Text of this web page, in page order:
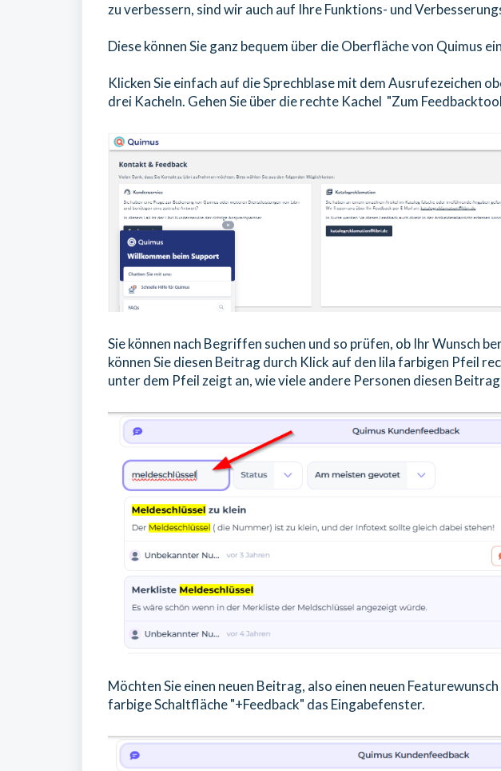
zu verbessern, sind wir auch auf Ihre Funktions- und
Diese können Sie ganz bequem über die Oberfläche von Quimus
Klicken Sie einfach auf die Sprechblase mit dem Ausrufezeichen
drei Kacheln. Gehen Sie über die rechte Kachel "Zum
Sie können nach Begriffen suchen und so prüfen, ob Ihr Wunsch
können Sie diesen Beitrag durch Klick auf den lila farbigen Pfeil
unter dem Pfeil zeigt an, wie viele andere Personen diesen
Möchten Sie einen neuen Beitrag, also einen neuen
farbige Schaltfläche "+Feedback" das Eingabefenster.